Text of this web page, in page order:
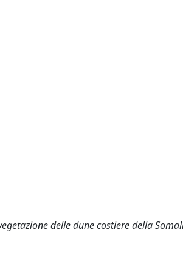
delle dune costiere della